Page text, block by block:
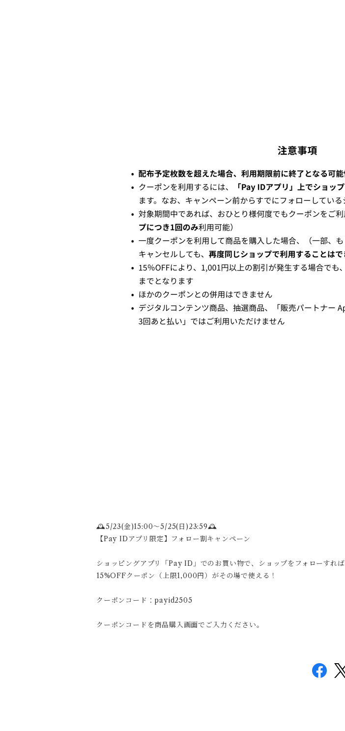
🕰️5/23(金)15:00〜5/25(日)23:59🕰️
【Pay IDアプリ限定】フォロー割キャンペーン
ショッピングアプリ「Pay ID」でのお買い物で、ショップをフォローすれば
15%OFFクーポン（上限1,000円）がその場で使える！
クーポンコード：payid2505
クーポンコードを商品購入画面でご入力ください。